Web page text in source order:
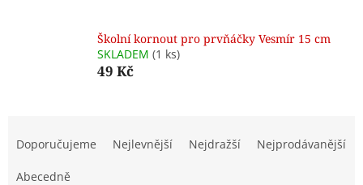
Školní kornout pro prvňáčky Vesmír 15 cm
SKLADEM (1 ks)
49 Kč
Doporučujeme Nejlevnější Nejdražší Nejprodávanější
Abecedně